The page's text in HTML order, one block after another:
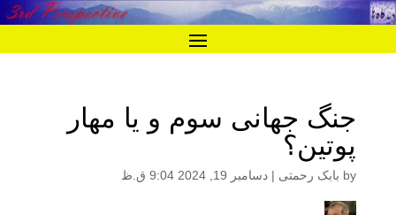
جنگ جهانى سوم و يا مهار
پوتين؟
by بابک رحمتی | دسامبر 19, 2024 9:04 ق.ظ